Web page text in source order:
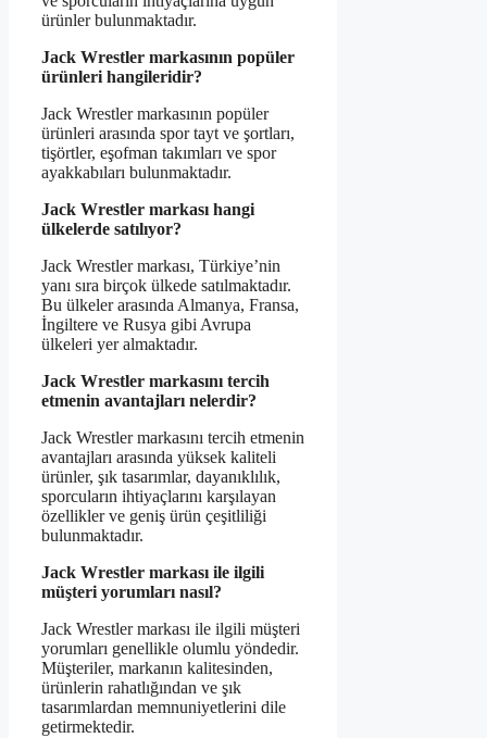
ürünler bulunmaktadır.
Jack Wrestler markasının popüler
ürünleri hangileridir?
Jack Wrestler markasının popüler
ürünleri arasında spor tayt ve şortları,
tişörtler, eşofman takımları ve spor
ayakkabıları bulunmaktadır.
Jack Wrestler markası hangi
ülkelerde satılıyor?
Jack Wrestler markası, Türkiye’nin
yanı sıra birçok ülkede satılmaktadır.
Bu ülkeler arasında Almanya, Fransa,
İngiltere ve Rusya gibi Avrupa
ülkeleri yer almaktadır.
Jack Wrestler markasını tercih
etmenin avantajları nelerdir?
Jack Wrestler markasını tercih etmenin
avantajları arasında yüksek kaliteli
ürünler, şık tasarımlar, dayanıklılık,
sporcuların ihtiyaçlarını karşılayan
özellikler ve geniş ürün çeşitliliği
bulunmaktadır.
Jack Wrestler markası ile ilgili
müşteri yorumları nasıl?
Jack Wrestler markası ile ilgili müşteri
yorumları genellikle olumlu yöndedir.
Müşteriler, markanın kalitesinden,
ürünlerin rahatlığından ve şık
tasarımlardan memnuniyetlerini dile
getirmektedir.